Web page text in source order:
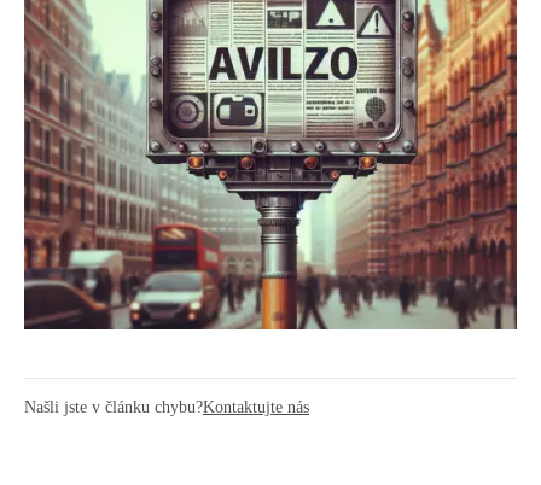
Našli jste v článku chybu?Kontaktujte nás